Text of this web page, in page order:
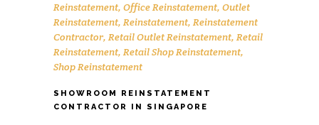
Reinstatement, Office Reinstatement, Outlet
Reinstatement, Reinstatement, Reinstatement
Contractor, Retail Outlet Reinstatement, Retail
Reinstatement, Retail Shop Reinstatement,
Shop Reinstatement
SHOWROOM REINSTATEMENT
CONTRACTOR IN SINGAPORE